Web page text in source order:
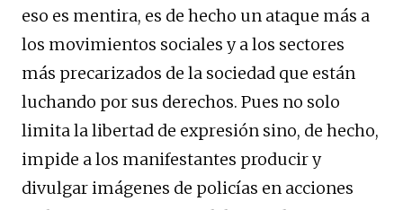
eso es mentira, es de hecho un ataque más a
los movimientos sociales y a los sectores
más precarizados de la sociedad que están
luchando por sus derechos. Pues no solo
limita la libertad de expresión sino, de hecho,
impide a los manifestantes producir y
divulgar imágenes de policías en acciones